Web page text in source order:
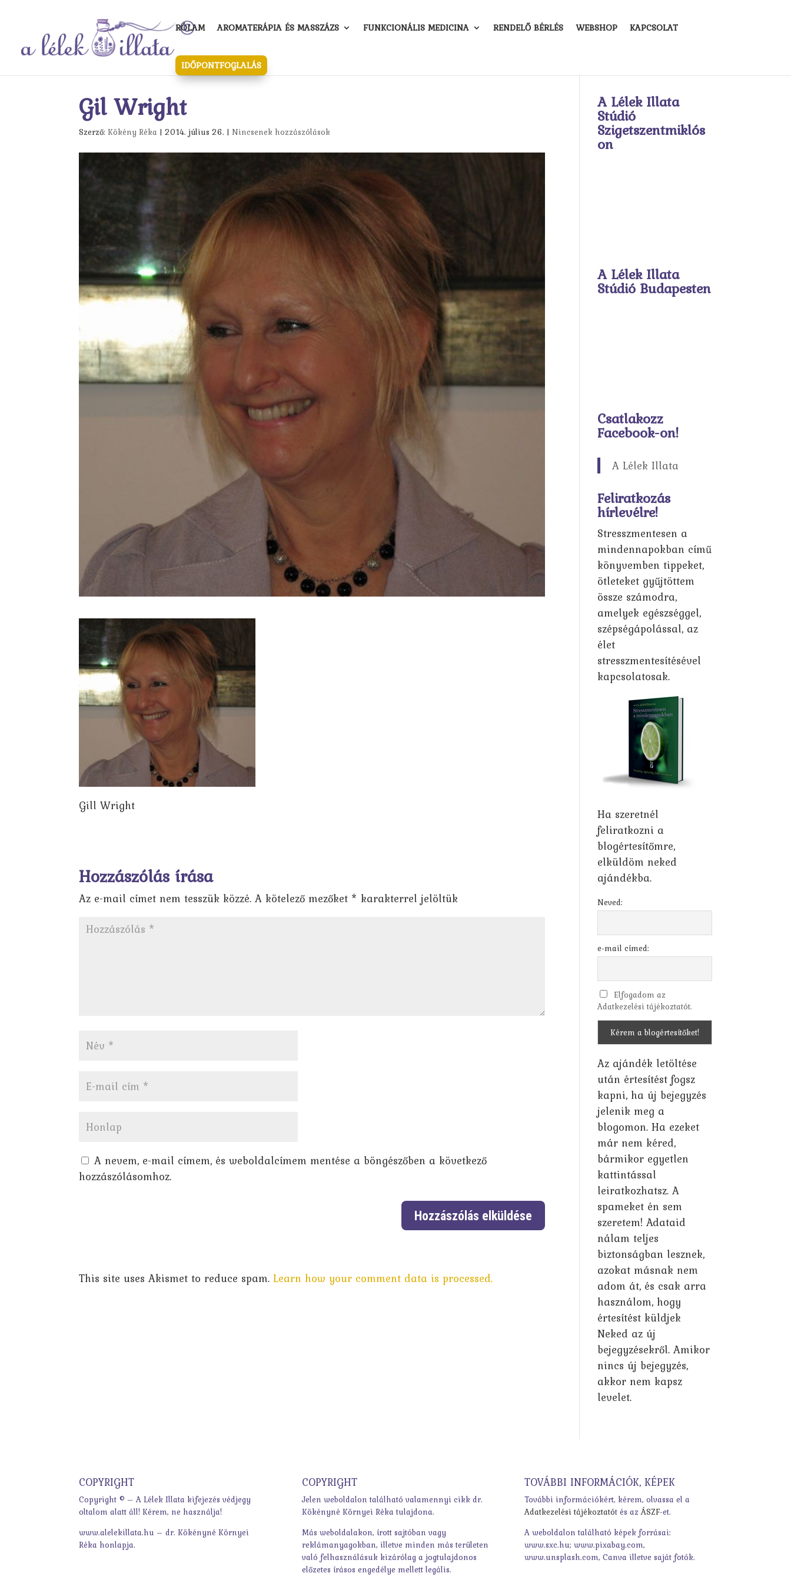
RÓLAM AROMATERÁPIA ÉS MASSZÁZS FUNKCIONÁLIS MEDICINA RENDELŐ BÉRLÉS WEBSHOP KAPCSOLAT
IDŐPONTFOGLALÁS
Gil Wright
Szerző:Kökény Réka |2014. július 26. | Nincsenek hozzászólások
Gill Wright
Hozzászólás írása
Az e-mail címet nem tesszük közzé. A kötelező mezőket * karakterrel jelöltük
A nevem, e-mail címem, és weboldalcímem mentése a böngészőben a következő
hozzászólásomhoz.
This site uses Akismet to reduce spam.Learn how your comment data is processed.
A Lélek Illata
Stúdió
Szigetszentmiklós
on
A Lélek Illata
Stúdió Budapesten
Csatlakozz
Facebook-on!
A Lélek Illata
Feliratkozás
hírlevélre!
Stresszmentesen a
mindennapokban című
könyvemben tippeket,
ötleteket gyűjtöttem
össze számodra,
amelyek egészséggel,
szépségápolással, az
élet
stresszmentesítésével
kapcsolatosak.
Ha szeretnél
feliratkozni a
blogértesítőmre,
elküldöm neked
ajándékba.
Neved:
e-mail címed:
Elfogadom az
Adatkezelési tájékoztatót.
Az ajándék letöltése
után értesítést fogsz
kapni, ha új bejegyzés
jelenik meg a
blogomon. Ha ezeket
már nem kéred,
bármikor egyetlen
kattintással
leiratkozhatsz. A
spameket én sem
szeretem! Adataid
nálam teljes
biztonságban lesznek,
azokat másnak nem
adom át, és csak arra
használom, hogy
értesítést küldjek
Neked az új
bejegyzésekről. Amikor
nincs új bejegyzés,
akkor nem kapsz
levelet.
COPYRIGHT
Copyright © – A Lélek Illata kifejezés védjegy
oltalom alatt áll! Kérem, ne használja!
www.alelekillata.hu – dr. Kökényné Környei
Réka honlapja.
COPYRIGHT
Jelen weboldalon található valamennyi cikk dr.
Kökényné Környei Réka tulajdona.
Más weboldalakon, írott sajtóban vagy
reklámanyagokban, illetve minden más területen
való felhasználásuk kizárólag a jogtulajdonos
előzetes írásos engedélye mellett legális.
TOVÁBBI INFORMÁCIÓK, KÉPEK
További információkért, kérem, olvassa el a
Adatkezelési tájékoztatót és azÁSZF-et.
A weboldalon található képek forrásai:
www.sxc.hu; www.pixabay.com,
www.unsplash.com, Canva illetve saját fotók.